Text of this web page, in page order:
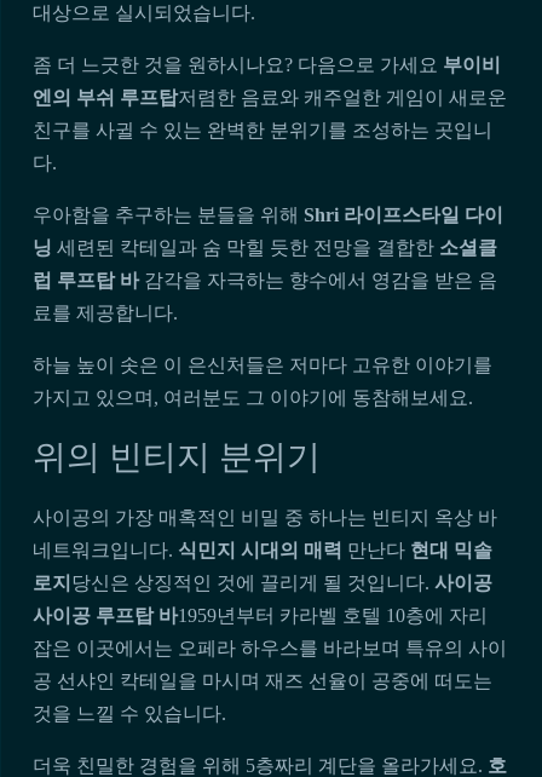
대상으로 실시되었습니다.
좀 더 느긋한 것을 원하시나요? 다음으로 가세요 부이비
엔의 부쉬 루프탑저렴한 음료와 캐주얼한 게임이 새로운
친구를 사귈 수 있는 완벽한 분위기를 조성하는 곳입니
다.
우아함을 추구하는 분들을 위해 Shri 라이프스타일 다이
닝 세련된 칵테일과 숨 막힐 듯한 전망을 결합한 소셜클
럽 루프탑 바감각을 자극하는 향수에서 영감을 받은 음
료를 제공합니다.
하늘 높이 솟은 이 은신처들은 저마다 고유한 이야기를
가지고 있으며, 여러분도 그 이야기에 동참해보세요.
위의 빈티지 분위기
사이공의 가장 매혹적인 비밀 중 하나는 빈티지 옥상 바
네트워크입니다. 식민지 시대의 매력 만난다 현대 믹솔
로지 당신은 상징적인 것에 끌리게 될 것입니다.사이공
사이공 루프탑 바1959년부터 카라벨 호텔 10층에 자리
잡은 이곳에서는 오페라 하우스를 바라보며 특유의 사이
공 선샤인 칵테일을 마시며 재즈 선율이 공중에 떠도는
것을 느낄 수 있습니다.
더욱 친밀한 경험을 위해 5층짜리 계단을 올라가세요. 호